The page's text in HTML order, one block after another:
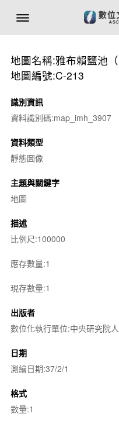
地圖名稱:雅布賴鹽池
地圖編號:C-213
識別資訊
資料識別碼:map_imh_3907
資料類型
靜態圖像
主題與關鍵字
地圖
描述
比例尺:100000
應存數量:1
現存數量:1
出版者
數位化執行單位:中央研究院
日期
測繪日期:37/2/1
格式
數量:1